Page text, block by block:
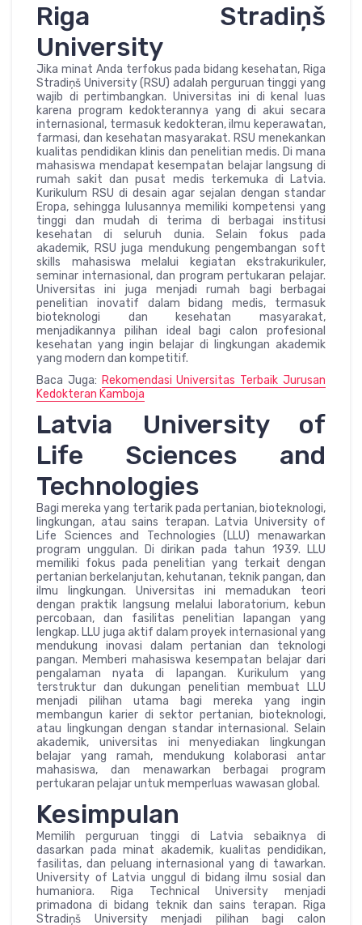
Riga Stradiņš
University
Jika minat Anda terfokus pada bidang kesehatan, Riga
Stradiņš University (RSU) adalah perguruan tinggi yang
wajib di pertimbangkan. Universitas ini di kenal luas
karena program kedokterannya yang di akui secara
internasional, termasuk kedokteran, ilmu keperawatan,
farmasi, dan kesehatan masyarakat. RSU menekankan
kualitas pendidikan klinis dan penelitian medis. Di mana
mahasiswa mendapat kesempatan belajar langsung di
rumah sakit dan pusat medis terkemuka di Latvia.
Kurikulum RSU di desain agar sejalan dengan standar
Eropa, sehingga lulusannya memiliki kompetensi yang
tinggi dan mudah di terima di berbagai institusi
kesehatan di seluruh dunia. Selain fokus pada
akademik, RSU juga mendukung pengembangan soft
skills mahasiswa melalui kegiatan ekstrakurikuler,
seminar internasional, dan program pertukaran pelajar.
Universitas ini juga menjadi rumah bagi berbagai
penelitian inovatif dalam bidang medis, termasuk
bioteknologi dan kesehatan masyarakat,
menjadikannya pilihan ideal bagi calon profesional
kesehatan yang ingin belajar di lingkungan akademik
yang modern dan kompetitif.
Baca Juga: Rekomendasi Universitas Terbaik Jurusan
Kedokteran Kamboja
Latvia University of
Life Sciences and
Technologies
Bagi mereka yang tertarik pada pertanian, bioteknologi,
lingkungan, atau sains terapan. Latvia University of
Life Sciences and Technologies (LLU) menawarkan
program unggulan. Di dirikan pada tahun 1939. LLU
memiliki fokus pada penelitian yang terkait dengan
pertanian berkelanjutan, kehutanan, teknik pangan, dan
ilmu lingkungan. Universitas ini memadukan teori
dengan praktik langsung melalui laboratorium, kebun
percobaan, dan fasilitas penelitian lapangan yang
lengkap. LLU juga aktif dalam proyek internasional yang
mendukung inovasi dalam pertanian dan teknologi
pangan. Memberi mahasiswa kesempatan belajar dari
pengalaman nyata di lapangan. Kurikulum yang
terstruktur dan dukungan penelitian membuat LLU
menjadi pilihan utama bagi mereka yang ingin
membangun karier di sektor pertanian, bioteknologi,
atau lingkungan dengan standar internasional. Selain
akademik, universitas ini menyediakan lingkungan
belajar yang ramah, mendukung kolaborasi antar
mahasiswa, dan menawarkan berbagai program
pertukaran pelajar untuk memperluas wawasan global.
Kesimpulan
Memilih perguruan tinggi di Latvia sebaiknya di
dasarkan pada minat akademik, kualitas pendidikan,
fasilitas, dan peluang internasional yang di tawarkan.
University of Latvia unggul di bidang ilmu sosial dan
humaniora. Riga Technical University menjadi
primadona di bidang teknik dan sains terapan. Riga
Stradiņš University menjadi pilihan bagi calon